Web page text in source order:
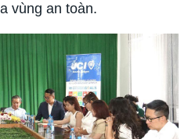
vùng an toàn.